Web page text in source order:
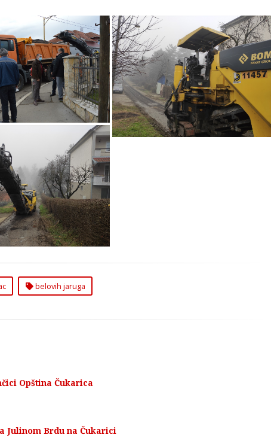
Školski Venac i
Jaruga u Sremčici
Čukarici
Uređenje Ulica Školski Venac i
Belovih Jaruga u Sremčici
Opština Čukarici
Školski Venac i
Jaruga u Sremčici
Čukarici
belovih jaruga
Opština Čukarica
Julinom Brdu na Čukarici